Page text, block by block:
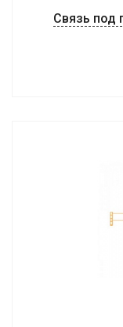
Связь под